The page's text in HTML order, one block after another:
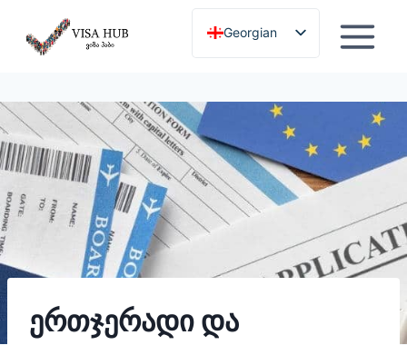
Georgian
English
ერთჯერადი და